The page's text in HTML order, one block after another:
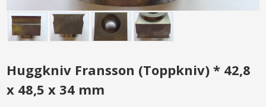
Huggkniv Fransson (Toppkniv) * 42,8
x 48,5 x 34 mm